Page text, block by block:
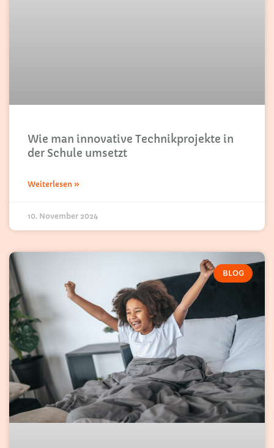
Wie man innovative Technikprojekte in
der Schule umsetzt
Weiterlesen »
10. November 2024
BLOG